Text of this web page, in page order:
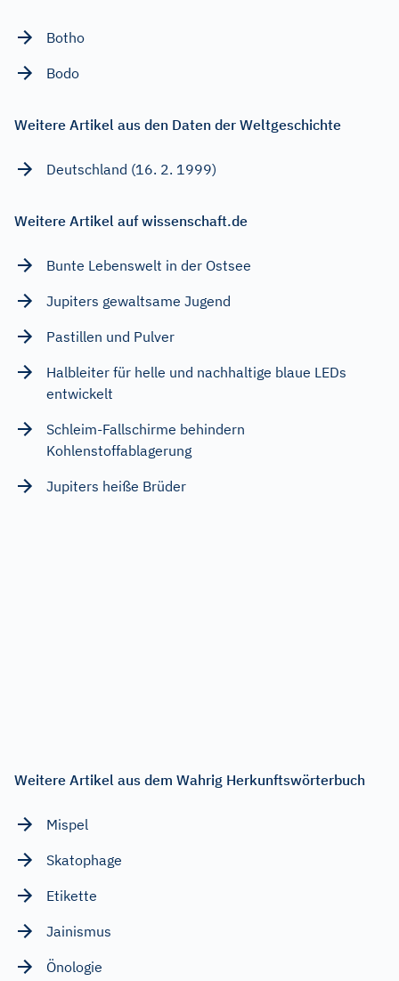
Botho
Bodo
Weitere Artikel aus den Daten der Weltgeschichte
Deutschland (16. 2. 1999)
Weitere Artikel auf wissenschaft.de
Bunte Lebenswelt in der Ostsee
Jupiters gewaltsame Jugend
Pastillen und Pulver
Halbleiter für helle und nachhaltige blaue LEDs
entwickelt
Schleim-Fallschirme behindern
Kohlenstoffablagerung
Jupiters heiße Brüder
Weitere Artikel aus dem Wahrig Herkunftswörterbuch
Mispel
Skatophage
Etikette
Jainismus
Önologie